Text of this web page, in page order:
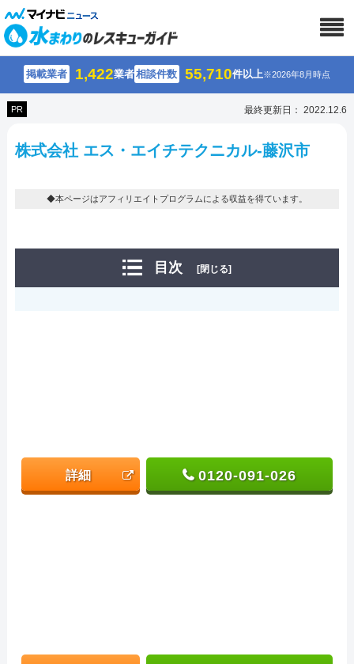
掲載業者 1,422業者相談件数 55,710件以上※2026年8月時点
PR 最終更新日： 2022.12.6
株式会社 エス・エイチテクニカル-藤沢市
◆本ページはアフィリエイトプログラムによる収益を得ています。
目次 [閉じる]
詳細 0120-091-026